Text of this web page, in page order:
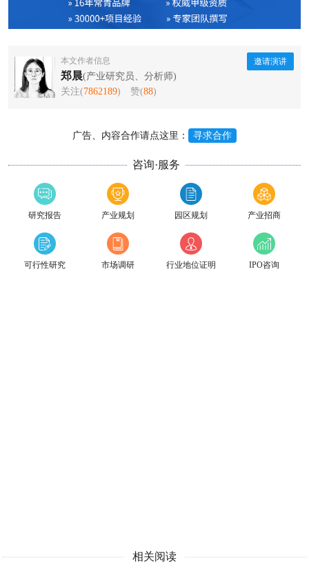
本文作者信息
郑晨(产业研究员、分析师)
关注(7862189) 赞(88)
邀请演讲
广告、内容合作请点这里： 寻求合作
咨询·服务
研究报告 产业规划 园区规划 产业招商
可行性研究 市场调研 行业地位证明 IPO咨询
相关阅读